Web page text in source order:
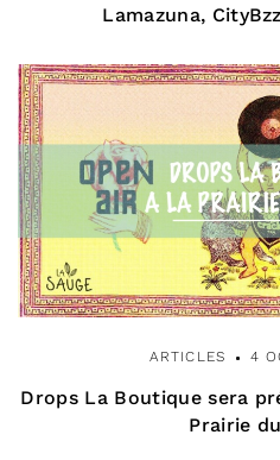
Lamazuna,
ARTICLES 4
Drops La Boutique sera
Prairie